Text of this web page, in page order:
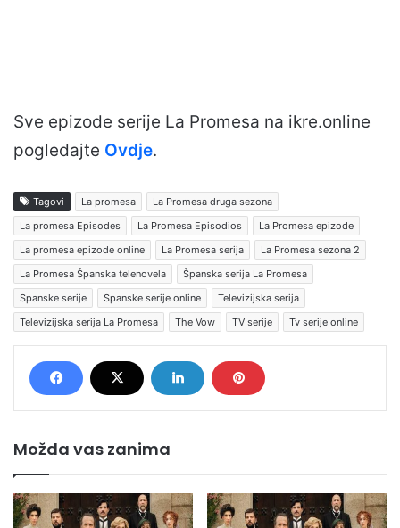
Sve epizode serije La Promesa na ikre.online
pogledajte Ovdje.
Tagovi La promesa
La Promesa druga sezona
La promesa Episodes
La Promesa Episodios
La Promesa epizode
La promesa epizode online
La Promesa serija
La Promesa sezona 2
La Promesa Španska telenovela
Španska serija La Promesa
Spanske serije
Spanske serije online
Televizijska serija
Televizijska serija La Promesa
The Vow TV serije Tv serije online
Možda vas zanima